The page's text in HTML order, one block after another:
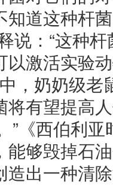
知道这种杆
说：“这种
以激活实验
，奶奶级
有望提高
”《西伯利
能够毁掉石
造出一种清